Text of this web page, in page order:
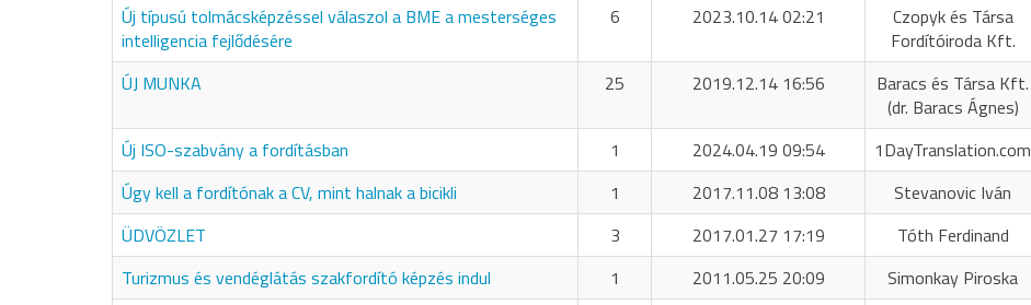
Új típusú tolmácsképzéssel válaszol a BME a mesterséges
intelligencia fejlődésére
6 2023.10.14 02:21
Czopyk és Társa
Fordítóiroda Kft.
ÚJ MUNKA
25 2019.12.14 16:56
Baracs és Társa Kft.
(dr. Baracs Ágnes)
Új ISO-szabvány a fordításban
1 2024.04.19 09:54
1DayTranslation.com
Úgy kell a fordítónak a CV, mint halnak a bicikli
1 2017.11.08 13:08
Stevanovic Iván
ÜDVÖZLET
3 2017.01.27 17:19
Tóth Ferdinand
Turizmus és vendéglátás szakfordító képzés indul
1 2011.05.25 20:09
Simonkay Piroska